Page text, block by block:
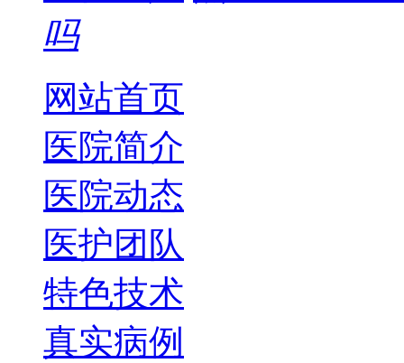
吗
网站首页
医院简介
医院动态
医护团队
特色技术
真实病例